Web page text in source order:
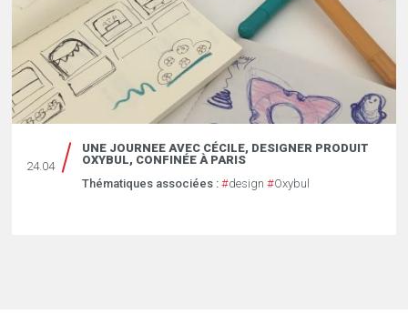
24.04
UNE JOURNEE AVEC CÉCILE, DESIGNER PRODUIT
OXYBUL, CONFINÉE À PARIS
Thématiques associées : #design #Oxybul